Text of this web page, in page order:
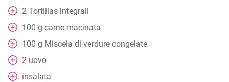
2 Tortillas integrali
100 g carne macinata
100 g Miscela di verdure congelate
2 uovo
insalata